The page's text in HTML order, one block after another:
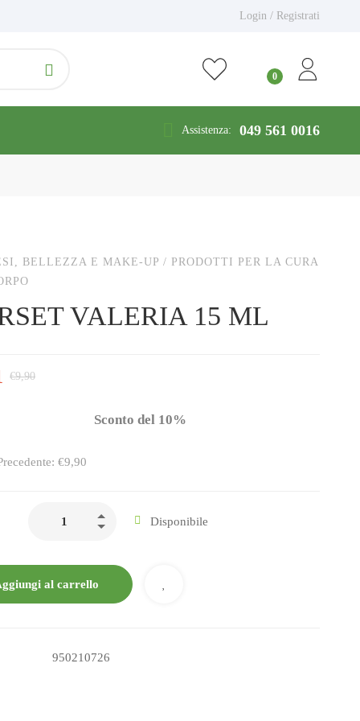
Login / Registrati
Assistenza: 049 561 0016
BELLEZZA E MAKE-UP / PRODOTTI PER LA CURA
VALERIA 15 ML
€9,90
Sconto del 10%
€9,90
Disponibile
al carrello
950210726